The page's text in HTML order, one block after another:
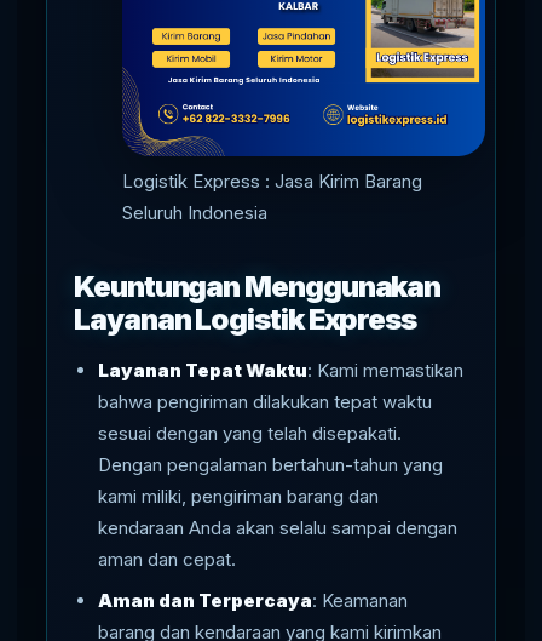
Logistik Express : Jasa Kirim Barang
Seluruh Indonesia
Keuntungan Menggunakan
Layanan Logistik Express
Layanan Tepat Waktu: Kami memastikan
bahwa pengiriman dilakukan tepat waktu
sesuai dengan yang telah disepakati.
Dengan pengalaman bertahun-tahun yang
kami miliki, pengiriman barang dan
kendaraan Anda akan selalu sampai dengan
aman dan cepat.
Aman dan Terpercaya: Keamanan
barang dan kendaraan yang kami kirimkan